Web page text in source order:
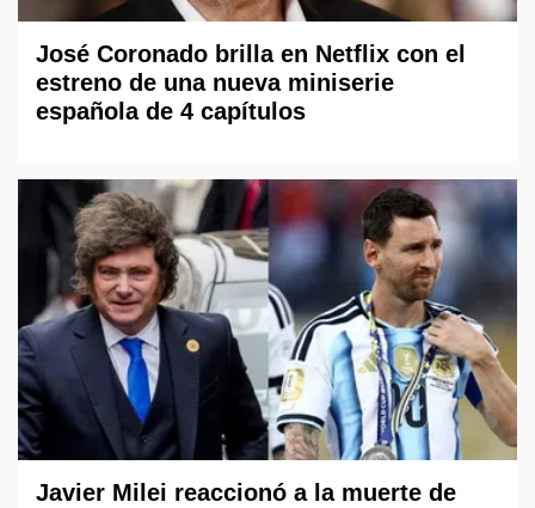
José Coronado brilla en Netflix con el
estreno de una nueva miniserie
española de 4 capítulos
Javier Milei reaccionó a la muerte de